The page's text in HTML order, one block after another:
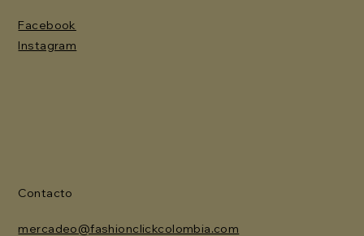
Facebook
Instagram
Contacto
mercadeo@fashionclickcolombia.com